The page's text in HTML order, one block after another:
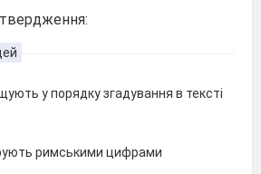
у порядку згадування в тексті
римськими цифрами